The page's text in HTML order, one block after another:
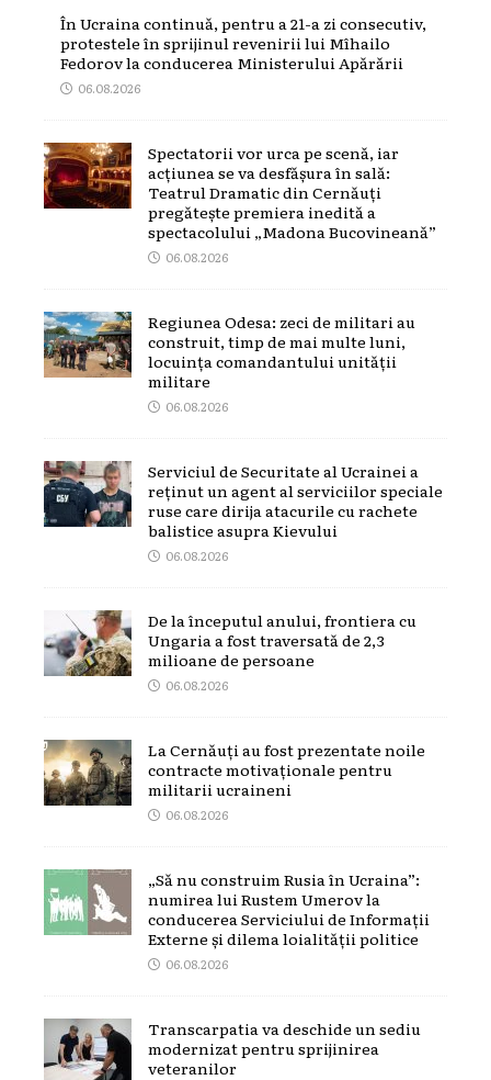
În Ucraina continuă, pentru a 21-a zi consecutiv,
protestele în sprijinul revenirii lui Mîhailo
Fedorov la conducerea Ministerului Apărării
06.08.2026
Spectatorii vor urca pe scenă, iar
acțiunea se va desfășura în sală:
Teatrul Dramatic din Cernăuți
pregătește premiera inedită a
spectacolului „Madona Bucovineană”
06.08.2026
Regiunea Odesa: zeci de militari au
construit, timp de mai multe luni,
locuința comandantului unității
militare
06.08.2026
Serviciul de Securitate al Ucrainei a
reținut un agent al serviciilor speciale
ruse care dirija atacurile cu rachete
balistice asupra Kievului
06.08.2026
De la începutul anului, frontiera cu
Ungaria a fost traversată de 2,3
milioane de persoane
06.08.2026
La Cernăuți au fost prezentate noile
contracte motivaționale pentru
militarii ucraineni
06.08.2026
„Să nu construim Rusia în Ucraina”:
numirea lui Rustem Umerov la
conducerea Serviciului de Informații
Externe și dilema loialității politice
06.08.2026
Transcarpatia va deschide un sediu
modernizat pentru sprijinirea
veteranilor